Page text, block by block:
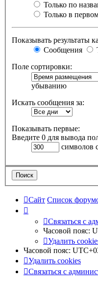
Только по
Только в
Показывать результаты
Сообщения
Поле сортировки:
убыванию
Искать сообщения за:
Показывать первые:
Введите 0 для вывода
символов
Сайт Список
Связаться с
Часовой пояс:
Удалить
Часовой пояс:
Удалить cookies
Связаться с